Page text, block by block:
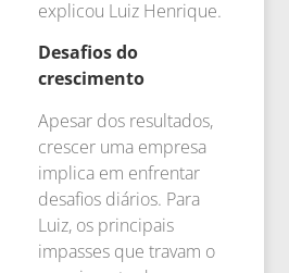
explicou Luiz Henrique.
Desafios do
crescimento
Apesar dos resultados,
crescer uma empresa
implica em enfrentar
desafios diários. Para
Luiz, os principais
impasses que travam o